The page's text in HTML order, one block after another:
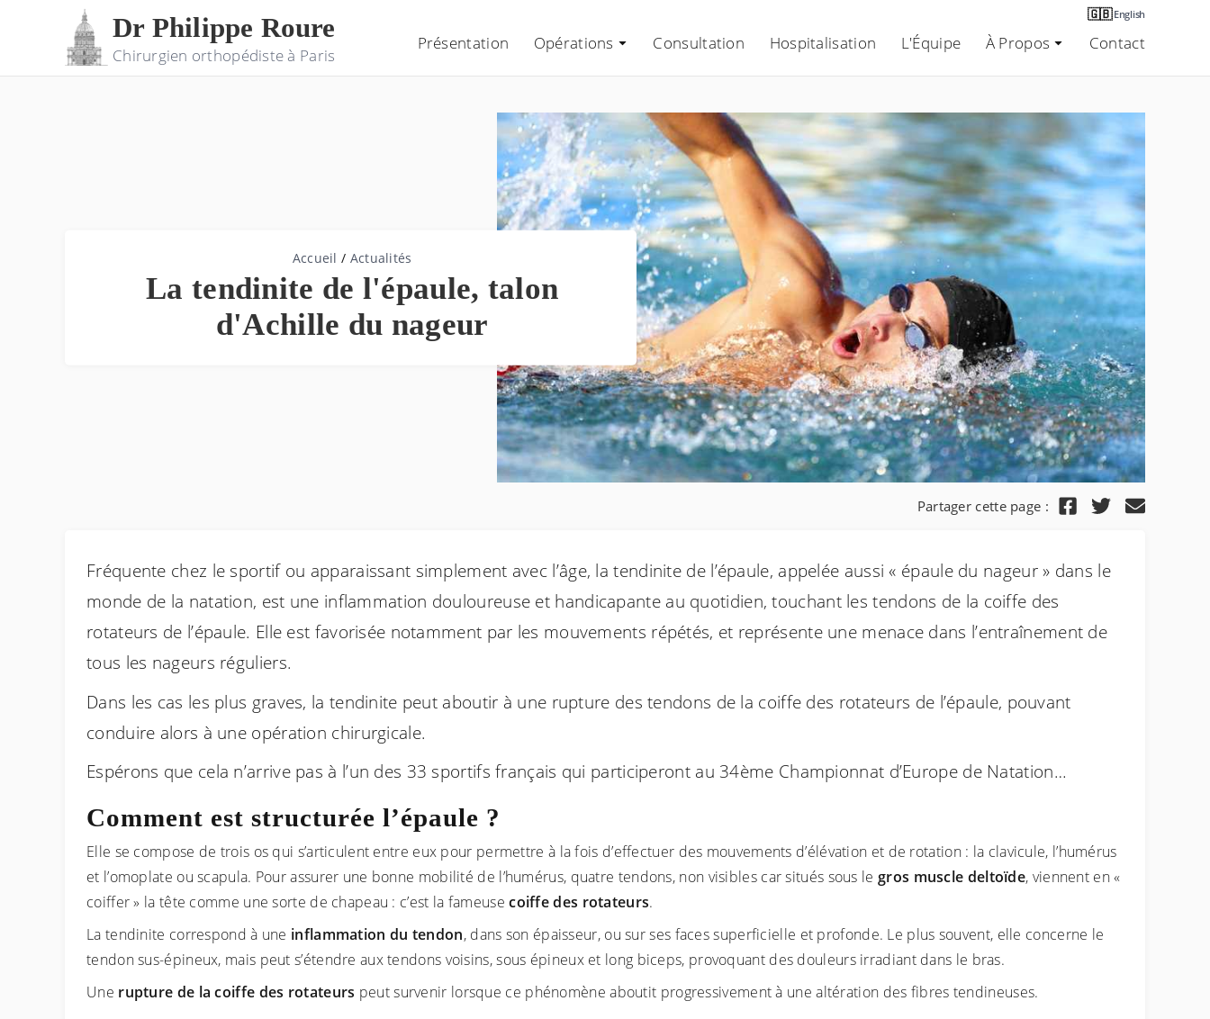
Dr Philippe Roure
Chirurgien orthopédiste à Paris
Présentation Opérations Consultation Hospitalisation L'Équipe À Propos Contact
🇬🇧English
Accueil / Actualités
La tendinite de l'épaule, talon
d'Achille du nageur
Partager cette page :
Fréquente chez le sportif ou apparaissant simplement avec l’âge, la tendinite de l’épaule, appelée aussi « épaule du nageur » dans le
monde de la natation, est une inflammation douloureuse et handicapante au quotidien, touchant les tendons de la coiffe des
rotateurs de l’épaule. Elle est favorisée notamment par les mouvements répétés, et représente une menace dans l’entraînement de
tous les nageurs réguliers.
Dans les cas les plus graves, la tendinite peut aboutir à une rupture des tendons de la coiffe des rotateurs de l’épaule, pouvant
conduire alors à une opération chirurgicale.
Espérons que cela n’arrive pas à l’un des 33 sportifs français qui participeront au 34ème Championnat d’Europe de Natation…
Comment est structurée l’épaule ?
Elle se compose de trois os qui s’articulent entre eux pour permettre à la fois d’effectuer des mouvements d’élévation et de rotation : la clavicule, l’humérus
et l’omoplate ou scapula. Pour assurer une bonne mobilité de l’humérus, quatre tendons, non visibles car situés sous le gros muscle deltoïde, viennent en «
coiffer » la tête comme une sorte de chapeau : c’est la fameusecoiffe des rotateurs.
La tendinite correspond à une inflammation du tendon, dans son épaisseur, ou sur ses faces superficielle et profonde. Le plus souvent, elle concerne le
tendon sus-épineux, mais peut s’étendre aux tendons voisins, sous épineux et long biceps, provoquant des douleurs irradiant dans le bras.
Une rupture de la coiffe des rotateurs peut survenir lorsque ce phénomène aboutit progressivement à une altération des fibres tendineuses.